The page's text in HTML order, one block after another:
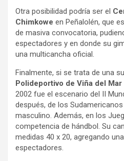
Otra posibilidad podría ser el
Chimkowe en Peñalolén, que
de masiva convocatoria,
espectadores y en donde su
una multicancha oficial.
Finalmente, si se trata de una
Polideportivo de Viña del Mar
2002 fue el escenario del II
después, de los
masculino. Además, en los
competencia de hándbol. Su
medidas 40 x 20, agregando
espectadores.